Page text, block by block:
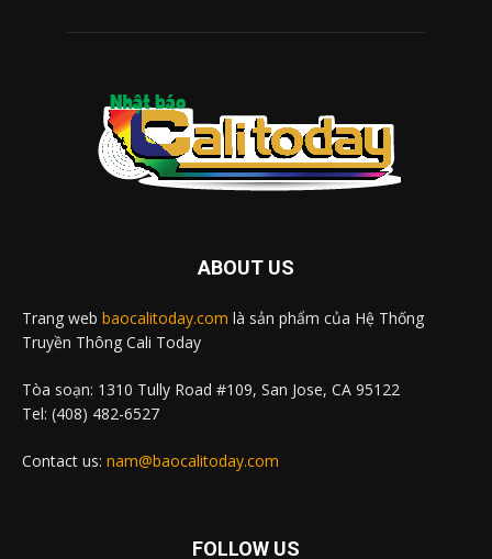
ABOUT US
Trang web baocalitoday.com là sản phẩm của Hệ Thống
Truyền Thông Cali Today
Tòa soạn: 1310 Tully Road #109, San Jose, CA 95122
Tel: (408) 482-6527
Contact us: nam@baocalitoday.com
FOLLOW US